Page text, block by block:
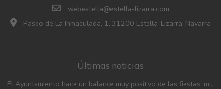
webestella@estella-lizarra.com
Paseo de La Inmaculada, 1, 31200 Estella-Lizarra, Navarra
Últimas noticias
El Ayuntamiento hace un balance muy positivo de las fiestas: menos incidencias, gran participación y mayor afluencia de público que en años anteriores